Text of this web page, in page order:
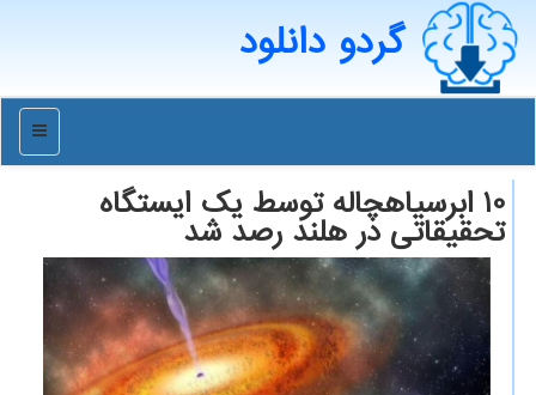
گردو دانلود
منو
10 ابرسیاهچاله توسط یك ایستگاه
تحقیقاتی در هلند رصد شد